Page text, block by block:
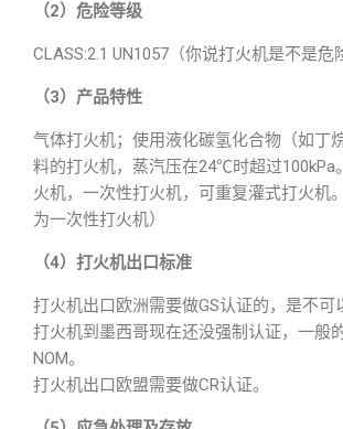
（2）危险等级
CLASS:2.1 UN1057（你说打火机是不是危
（3）产品特性
气体打火机；使用液化碳氢化合物（如丁
料的打火机，蒸汽压在24℃时超过100kPa
火机，一次性打火机，可重复灌式打火机
为一次性打火机）
（4）打火机出口标准
打火机出口欧洲需要做GS认证的，是不可
打火机到墨西哥现在还没强制认证，一般
NOM。
打火机出口欧盟需要做CR认证。